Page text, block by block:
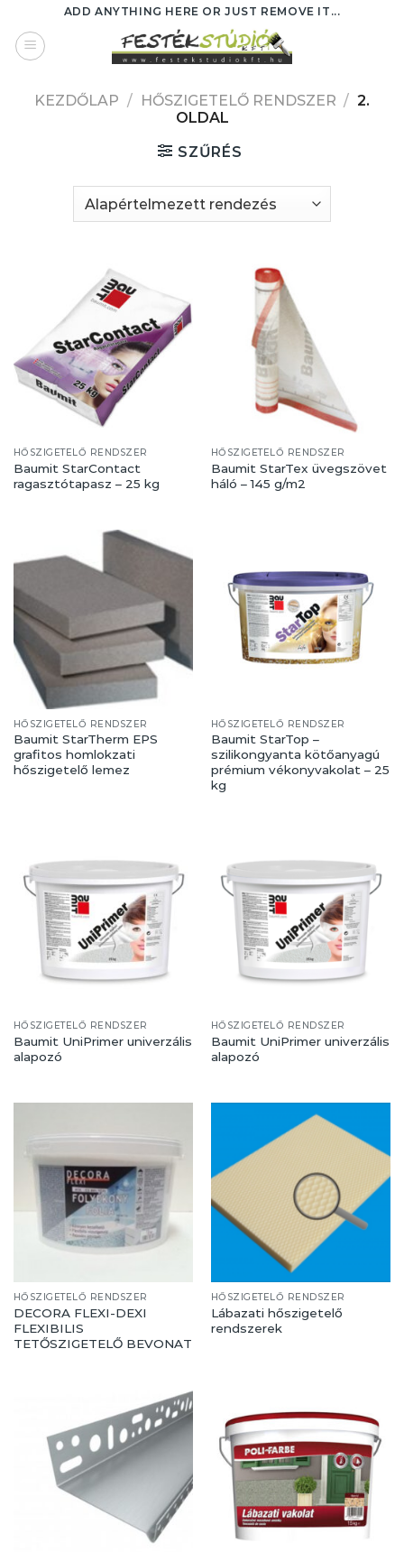
content
ADD ANYTHING HERE OR JUST REMOVE IT...
KEZDŐLAP / HŐSZIGETELŐ RENDSZER / 2.
OLDAL
SZŰRÉS
HŐSZIGETELŐ RENDSZER
Baumit StarContact
ragasztótapasz – 25 kg
HŐSZIGETELŐ RENDSZER
Baumit StarTex üvegszövet
háló – 145 g/m2
HŐSZIGETELŐ RENDSZER
Baumit StarTherm EPS
grafitos homlokzati
hőszigetelő lemez
HŐSZIGETELŐ RENDSZER
Baumit StarTop –
szilikongyanta kötőanyagú
prémium vékonyvakolat – 25
kg
HŐSZIGETELŐ RENDSZER
Baumit UniPrimer univerzális
alapozó
HŐSZIGETELŐ RENDSZER
Baumit UniPrimer univerzális
alapozó
HŐSZIGETELŐ RENDSZER
DECORA FLEXI-DEXI
FLEXIBILIS
TETŐSZIGETELŐ BEVONAT
HŐSZIGETELŐ RENDSZER
Lábazati hőszigetelő
rendszerek